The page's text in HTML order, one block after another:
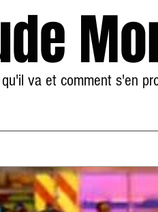
va et comment s'en